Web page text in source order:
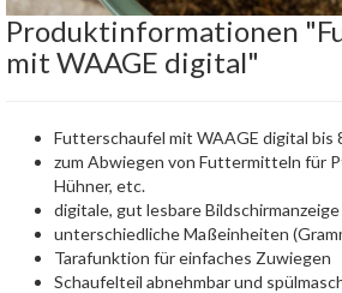
Produktinformationen
mit WAAGE digital"
Futterschaufel mit WAAGE digital bis
zum Abwiegen von Futtermitteln für
Hühner, etc.
digitale, gut lesbare Bildschirmanzeige
unterschiedliche Maßeinheiten
Tarafunktion für einfaches Zuwiegen
Schaufelteil abnehmbar und